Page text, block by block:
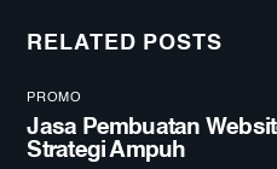
RELATED POSTS
PROMO
Jasa Pembuatan
Strategi Ampuh